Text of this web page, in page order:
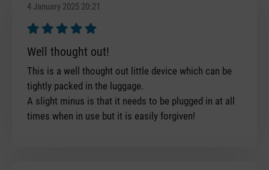
4 January 2025 20:21
Review with rating of 5 out of 5 stars
Well thought out!
This is a well thought out little device which can be
tightly packed in the luggage.
A slight minus is that it needs to be plugged in at all
times when in use but it is easily forgiven!